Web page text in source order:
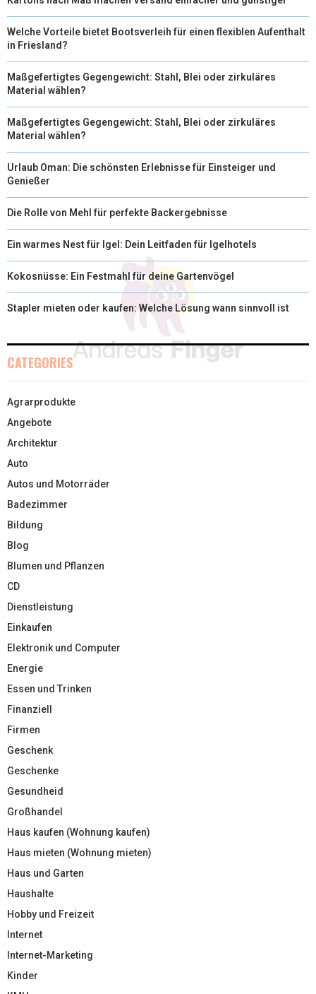
Welche Vorteile bietet Bootsverleih für einen flexiblen Aufenthalt
in Friesland?
Maßgefertigtes Gegengewicht: Stahl, Blei oder zirkuläres
Material wählen?
Maßgefertigtes Gegengewicht: Stahl, Blei oder zirkuläres
Material wählen?
Urlaub Oman: Die schönsten Erlebnisse für Einsteiger und
Genießer
Die Rolle von Mehl für perfekte Backergebnisse
Ein warmes Nest für Igel: Dein Leitfaden für Igelhotels
Kokosnüsse: Ein Festmahl für deine Gartenvögel
Stapler mieten oder kaufen: Welche Lösung wann sinnvoll ist
CATEGORIES
Agrarprodukte
Angebote
Architektur
Auto
Autos und Motorräder
Badezimmer
Bildung
Blog
Blumen und Pflanzen
CD
Dienstleistung
Einkaufen
Elektronik und Computer
Energie
Essen und Trinken
Finanziell
Firmen
Geschenk
Geschenke
Gesundheid
Großhandel
Haus kaufen (Wohnung kaufen)
Haus mieten (Wohnung mieten)
Haus und Garten
Haushalte
Hobby und Freizeit
Internet
Internet-Marketing
Kinder